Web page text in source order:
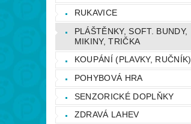
RUKAVICE
PLÁŠTĚNKY, SOFT. BUNDY,
MIKINY, TRIČKA
KOUPÁNÍ (PLAVKY, RUČNÍK)
POHYBOVÁ HRA
SENZORICKÉ DOPLŇKY
ZDRAVÁ LAHEV